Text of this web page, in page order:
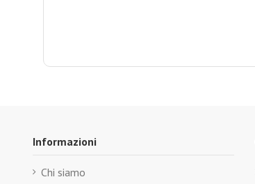
Informazioni
Chi siamo